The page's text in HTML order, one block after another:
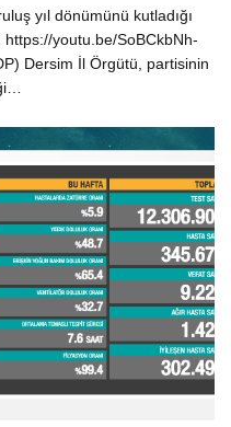
yıl dönümünü kutladığı
youtu.be/SoBCkbNh-
Dersim İl Örgütü, partisinin